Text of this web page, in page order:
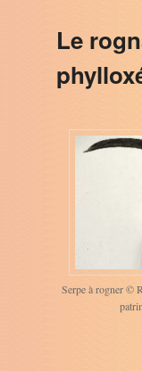
Le
Serpe à rogner ©